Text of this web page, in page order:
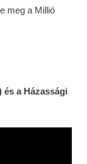
meg a Millió
a Házassági